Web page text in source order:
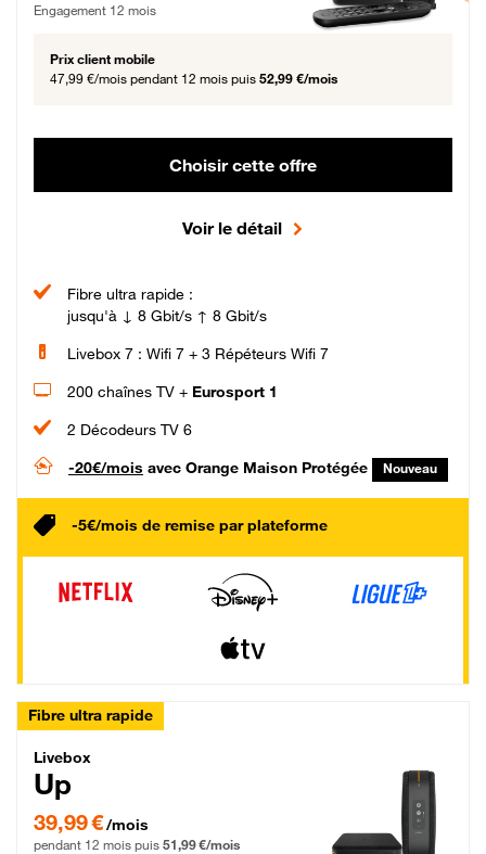
Engagement 12 mois
Prix client mobile
47,99 €/mois pendant 12 mois puis 52,99 €/mois
Choisir cette offre
Voir le détail
Fibre ultra rapide :
jusqu'à ↓ 8 Gbit/s ↑ 8 Gbit/s
Livebox 7 : Wifi 7 + 3 Répéteurs Wifi 7
200 chaînes TV + Eurosport 1
2 Décodeurs TV 6
-20€/mois avec Orange Maison Protégée Nouveau
-5€/mois de remise par plateforme
Fibre ultra rapide
Livebox Up Fibre
Livebox
Up
39,99 € par mois pendant 12 mois puis 51,99 € par mois, Engagement 12 mois
39,99 €/mois
pendant 12 mois puis 51,99 €/mois